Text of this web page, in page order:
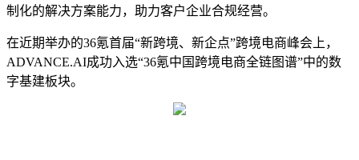
制化的解决方案能力，助力客户企业合规经营。
在近期举办的36氪首届“新跨境、新企点”跨境电商峰会上，
ADVANCE.AI成功入选“36氪中国跨境电商全链图谱”中的数
字基建板块。